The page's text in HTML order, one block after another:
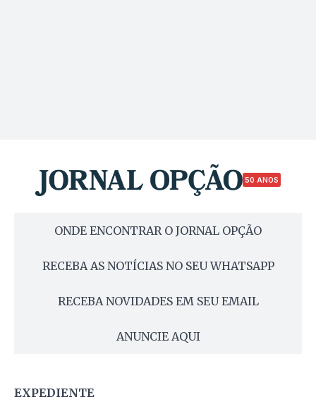
50 ANOS
ONDE ENCONTRAR O JORNAL OPÇÃO
RECEBA AS NOTÍCIAS NO SEU WHATSAPP
RECEBA NOVIDADES EM SEU EMAIL
ANUNCIE AQUI
EXPEDIENTE